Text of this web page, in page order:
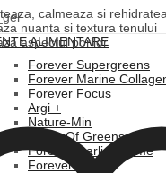
ALIMENTARE
Forever Supergreens
Forever Marine
Forever Focus
Argi +
Nature-Min
Fields Of Greens
Forever Garlic-Thyme
Forever Kids
calmeaza si
nuanta si textura tenului
aspectul porilor